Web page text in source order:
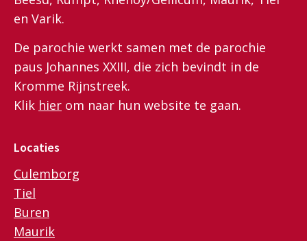
en Varik.
De parochie werkt samen met de parochie
paus Johannes XXIII, die zich bevindt in de
Kromme Rijnstreek.
Klik hier om naar hun website te gaan.
Locaties
Culemborg
Tiel
Buren
Maurik